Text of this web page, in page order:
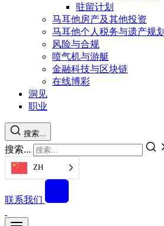
驻留计划
马耳他房产及其他投资
马耳他个人税务与遗产规划
风险与合规
喷气机与游艇
金融科技与区块链
在线博彩
洞见
职业
搜索...
搜索...
ZH
联系我们